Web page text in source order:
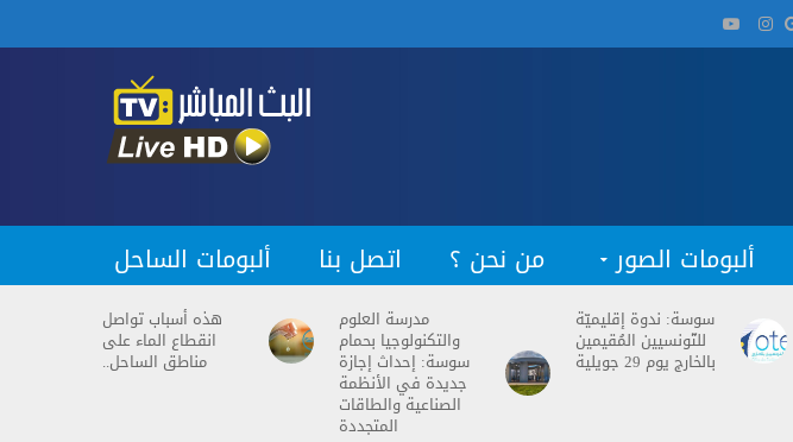
ألبومات الصور من نحن ؟ اتصل بنا ألبومات الساحل
سوسة: ندوة إقليميّة
للتّونسيين المُقيمين
بالخارج يوم 29 جويلية
مدرسة العلوم
والتكنولوجيا بحمام
سوسة: إحداث إجازة
جديدة في الأنظمة
الصناعية والطاقات
المتجددة
هذه أسباب تواصل
انقطاع الماء على
مناطق الساحل..